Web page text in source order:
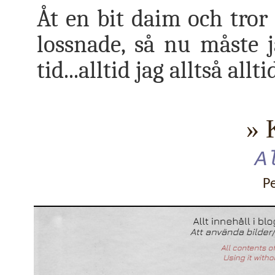
Åt en bit daim och tror
lossnade, så nu
tid...alltid jag alltså
»